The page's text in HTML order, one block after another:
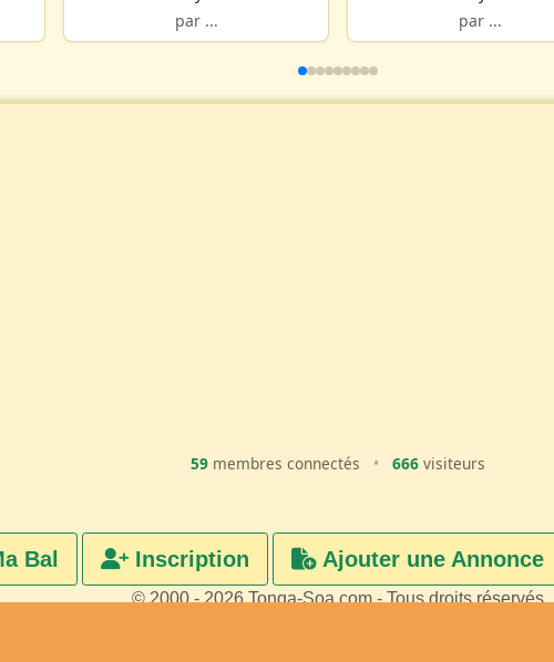
par ...
par ...
59 membres connectés • 666 visiteurs
Bal Inscription Ajouter une Annonce
© 2000 - 2026 Tonga-Soa.com - Tous droits réservés